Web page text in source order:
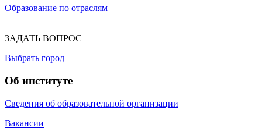
Образование по отраслям
ЗАДАТЬ ВОПРОС
Выбрать город
Об институте
Сведения об образовательной организации
Вакансии